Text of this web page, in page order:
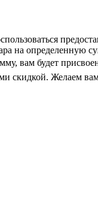
на определенную
вам будет
скидкой. Желаем